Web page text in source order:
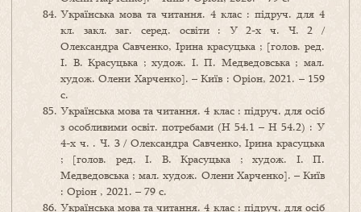
Українська мова та читання. 4 клас : підруч. для 4
кл. закл. заг. серед. освіти : У 2-х ч. Ч. 2 /
Олександра Савченко, Ірина красуцька ; [голов. ред.
І. В. Красуцька ; худож. І. П. Медведовська ; мал.
худож. Олени Харченко]. – Київ : Оріон, 2021. – 159
с.
Українська мова та читання. 4 клас : підруч. для осіб
з особливими освіт. потребами (Н 54.1 – Н 54.2) : У
4-х ч. . Ч. 3 / Олександра Савченко, Ірина красуцька
; [голов. ред. І. В. Красуцька ; худож. І. П.
Медведовська ; мал. худож. Олени Харченко]. – Київ
: Оріон , 2021. – 79 с.
Українська мова та читання. 4 клас : підруч. для осіб